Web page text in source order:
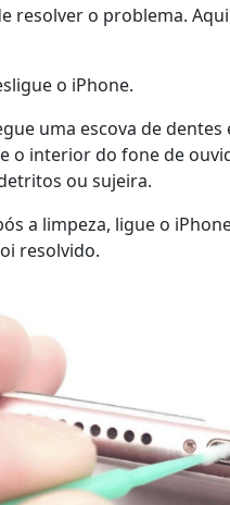
resolver o problema.
o iPhone.
uma escova de dentes
o interior do fone de
ou sujeira.
a limpeza, ligue o
resolvido.